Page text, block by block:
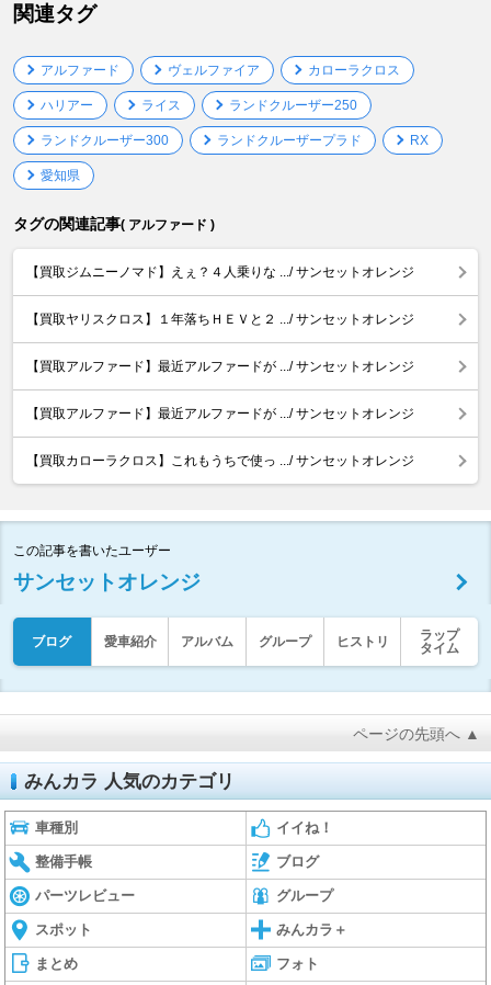
関連タグ
アルファード ヴェルファイア カローラクロス
ハリアー ライス ランドクルーザー250
ランドクルーザー300 ランドクルーザープラド RX
愛知県
タグの関連記事( アルファード )
【買取ジムニーノマド】えぇ？４人乗りな .../ サンセットオレンジ
【買取ヤリスクロス】１年落ちＨＥＶと２ .../ サンセットオレンジ
【買取アルファード】最近アルファードが .../ サンセットオレンジ
【買取アルファード】最近アルファードが .../ サンセットオレンジ
【買取カローラクロス】これもうちで使っ .../ サンセットオレンジ
この記事を書いたユーザー
サンセットオレンジ
ブログ 愛車紹介 アルバム グループ ヒストリ
ラップ
タイム
ページの先頭へ ▲
みんカラ 人気のカテゴリ
車種別 イイね！
整備手帳 ブログ
パーツレビュー グループ
スポット みんカラ＋
まとめ フォト